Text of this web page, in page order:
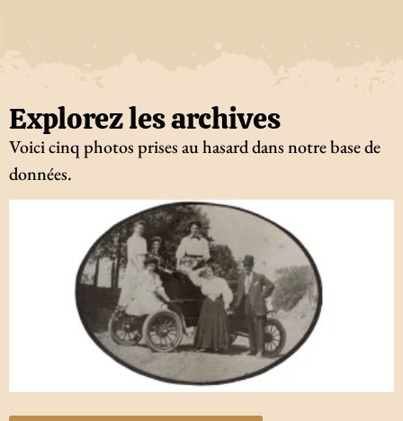
Explorez les archives
Voici cinq photos prises au hasard dans notre base de
données.